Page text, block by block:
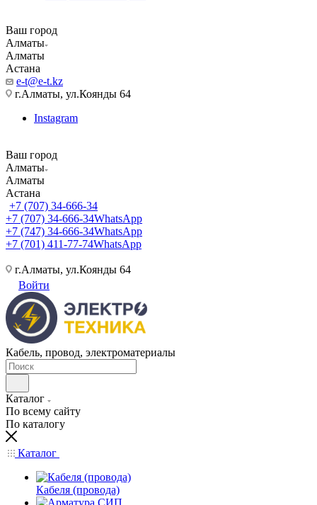
Ваш город
Алматы
Алматы
Астана
e-t@e-t.kz
г.Алматы, ул.Коянды 64
Instagram
Ваш город
Алматы
Алматы
Астана
+7 (707) 34-666-34
+7 (707) 34-666-34WhatsApp
+7 (747) 34-666-34WhatsApp
+7 (701) 411-77-74WhatsApp
г.Алматы, ул.Коянды 64
Войти
Кабель, провод, электроматериалы
Каталог
По всему сайту
По каталогу
Каталог
Кабеля (провода)